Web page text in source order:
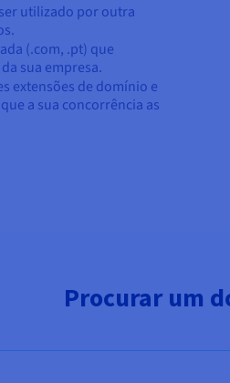
utilizado por outra
(.com, .pt) que
sua empresa.
extensões de domínio e
a sua concorrência as
Procurar um